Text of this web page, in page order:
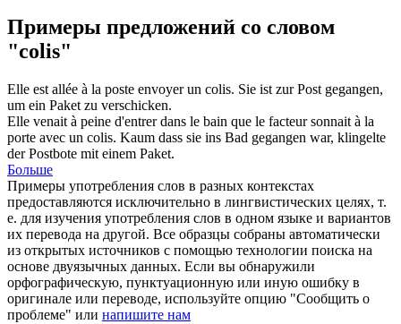
Примеры предложений со словом
"colis"
Elle est allée à la poste envoyer un colis. Sie ist zur Post gegangen,
um ein Paket zu verschicken.
Elle venait à peine d'entrer dans le bain que le facteur sonnait à la
porte avec un colis. Kaum dass sie ins Bad gegangen war, klingelte
der Postbote mit einem Paket.
Больше
Примеры употребления слов в разных контекстах
предоставляются исключительно в лингвистических целях, т.
е. для изучения употребления слов в одном языке и вариантов
их перевода на другой. Все образцы собраны автоматически
из открытых источников с помощью технологии поиска на
основе двуязычных данных. Если вы обнаружили
орфографическую, пунктуационную или иную ошибку в
оригинале или переводе, используйте опцию "Сообщить о
проблеме" или напишите нам